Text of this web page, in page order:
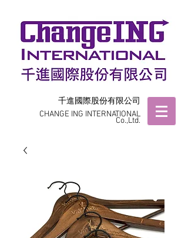
千進國際股份有限公司
CHANGE ING INTERNATIONAL
Co.,Ltd.